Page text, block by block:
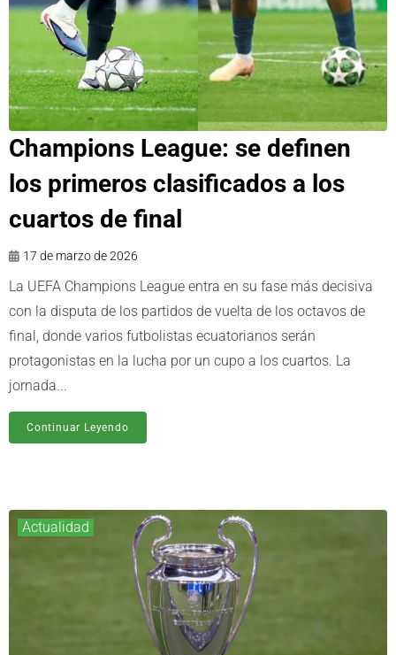
Champions League: se definen
los primeros clasificados a los
cuartos de final
17 de marzo de 2026
La UEFA Champions League entra en su fase más decisiva
con la disputa de los partidos de vuelta de los octavos de
final, donde varios futbolistas ecuatorianos serán
protagonistas en la lucha por un cupo a los cuartos. La
jornada...
Continuar Leyendo
Actualidad